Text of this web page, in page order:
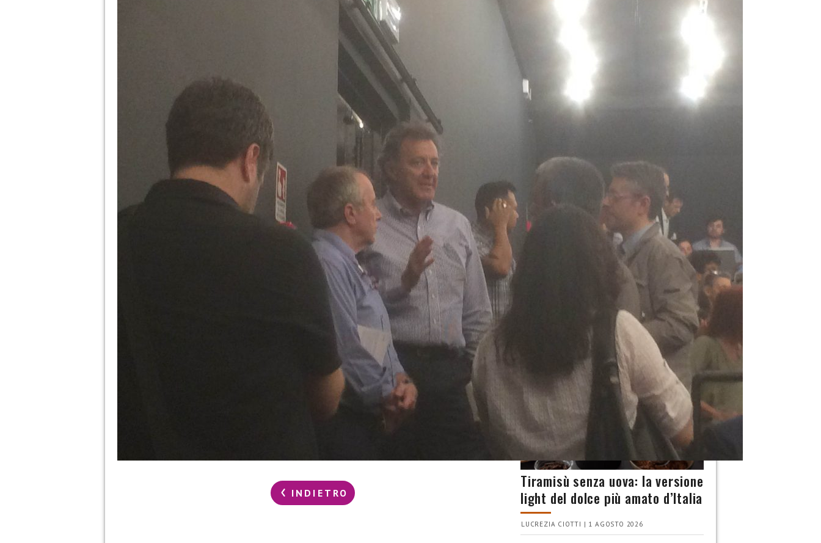
INDIETRO
Tiramisù senza uova: la versione
light del dolce più amato d’Italia
LUCREZIA CIOTTI | 1 AGOSTO 2026